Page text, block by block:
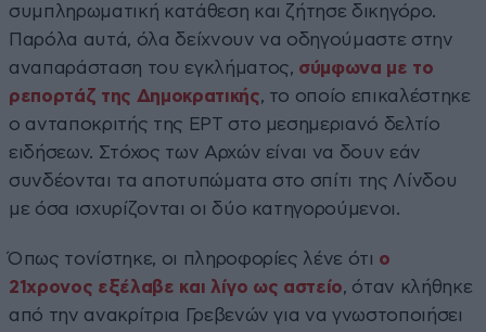
συμπληρωματική κατάθεση και ζήτησε δικηγόρο.
Παρόλα αυτά, όλα δείχνουν να οδηγούμαστε στην
αναπαράσταση του εγκλήματος, σύμφωνα με το
ρεπορτάζ της Δημοκρατικής, το οποίο επικαλέστηκε
ο ανταποκριτής της ΕΡΤ στο μεσημεριανό δελτίο
ειδήσεων. Στόχος των Αρχών είναι να δουν εάν
συνδέονται τα αποτυπώματα στο σπίτι της Λίνδου
με όσα ισχυρίζονται οι δύο κατηγορούμενοι.
Όπως τονίστηκε, οι πληροφορίες λένε ότι ο
21χρονος εξέλαβε και λίγο ως αστείο, όταν κλήθηκε
από την ανακρίτρια Γρεβενών για να γνωστοποιήσει